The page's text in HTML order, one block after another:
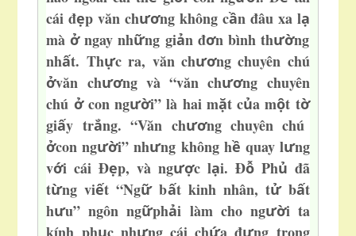
cái đẹp văn chương không cần đâu xa lạ
màởngay những giản đơn bình thường
nhất. Thực ra, văn chương chuyên chú
ởvăn chương và “văn chương chuyên
chú ởcon người” là hai mặt của một tờ
giấy trắng. “Văn chương chuyên chú
ởcon người” nhưng không hề quay lưng
với cái Đẹp, và ngược lại. ĐỗPhủ đã
từng viết “Ngữbất kinh nhân, tửbất
hưu” ngônngữphải làm cho người ta
ụ ư ứ ự